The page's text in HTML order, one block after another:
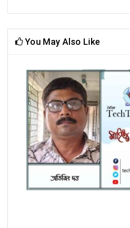
You May Also Like